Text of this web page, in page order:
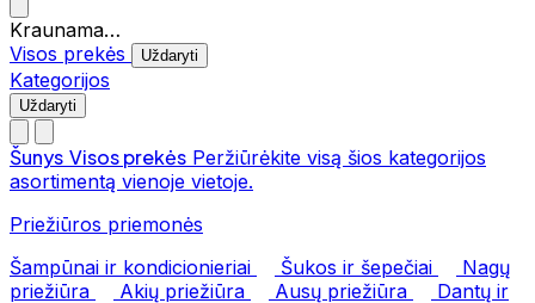
Kraunama…
Visos prekės
Uždaryti
Kategorijos
Uždaryti
Šunys Visos prekės Peržiūrėkite visą šios kategorijos
asortimentą vienoje vietoje.
Priežiūros priemonės
Šampūnai ir kondicionieriai
Šukos ir šepečiai
Nagų
priežiūra
Akių priežiūra Ausų priežiūra
Dantų ir